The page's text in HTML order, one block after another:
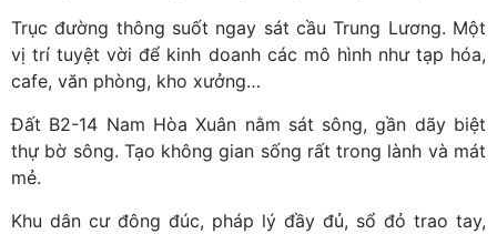
Trục đường thông suốt ngay sát cầu Trung Lương. Một
vị trí tuyệt vời để kinh doanh các mô hình như tạp hóa,
cafe, văn phòng, kho xưởng…
Đất B2-14 Nam Hòa Xuân nằm sát sông, gần dãy biệt
thự bờ sông. Tạo không gian sống rất trong lành và mát
mẻ.
Khu dân cư đông đúc, pháp lý đầy đủ, sổ đỏ trao tay,